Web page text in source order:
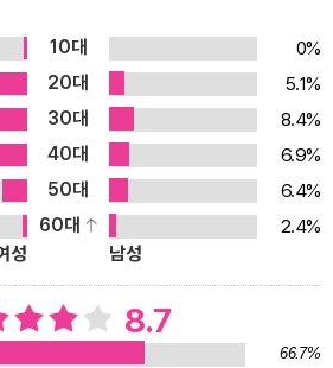
유대교 집안에서 태어나 랍비가 되기 위
반 예술에 대한 관심이 커지기 시작했지만,
버지의 뜻을 따라 유대교 율법학교에 입학
퇴한 후 화가가 되기 위해 23세에 뉴욕으
구이자 화가인 푸세트 다트의 영향으로
인 '하퍼스 바자', '에스콰이어', '엘르', 영국
은 시사 잡지에도 꾸준히 자신의 작품을
의미를 갖고 있는 역사적인 순간을 담기
의 순간을 담길 원했다. 평범한 일상에서
을 잘 알고 있었던 그는 세상에게 설교
관찰하는 사람으로 남고자 했다. 그래서
10대
0%
20대
5.1%
30대
8.4%
40대
6.9%
50대
6.4%
60대
2.4%
성
남성
8.7
66.7%